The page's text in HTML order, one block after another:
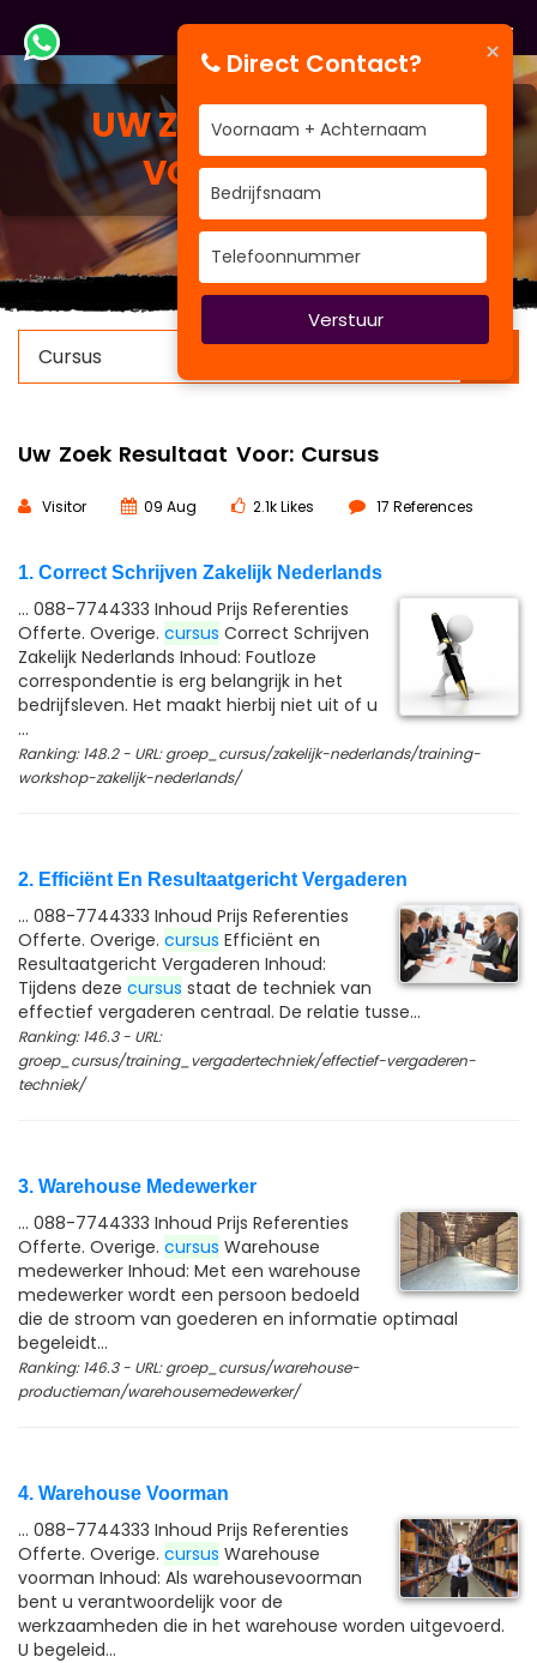
UW ZOEK RESULTAAT
VOOR:CURSUS
×
Uw Zoek Resultaat Voor: Cursus
Visitor 09 Aug 2.1k Likes 17 References
1. Correct Schrijven Zakelijk Nederlands
... 088-7744333 Inhoud Prijs Referenties
Offerte. Overige. cursus Correct Schrijven
Zakelijk Nederlands Inhoud: Foutloze
correspondentie is erg belangrijk in het
bedrijfsleven. Het maakt hierbij niet uit of u
...
Ranking: 148.2 - URL: groep_cursus/zakelijk-nederlands/training-
workshop-zakelijk-nederlands/
2. Efficiënt En Resultaatgericht Vergaderen
... 088-7744333 Inhoud Prijs Referenties
Offerte. Overige. cursus Efficiënt en
Resultaatgericht Vergaderen Inhoud:
Tijdens deze cursus staat de techniek van
effectief vergaderen centraal. De relatie tusse...
Ranking: 146.3 - URL:
groep_cursus/training_vergadertechniek/effectief-vergaderen-
techniek/
3. Warehouse Medewerker
... 088-7744333 Inhoud Prijs Referenties
Offerte. Overige. cursus Warehouse
medewerker Inhoud: Met een warehouse
medewerker wordt een persoon bedoeld
die de stroom van goederen en informatie optimaal
begeleidt...
Ranking: 146.3 - URL: groep_cursus/warehouse-
productieman/warehousemedewerker/
4. Warehouse Voorman
... 088-7744333 Inhoud Prijs Referenties
Offerte. Overige. cursus Warehouse
voorman Inhoud: Als warehousevoorman
bent u verantwoordelijk voor de
werkzaamheden die in het warehouse worden uitgevoerd.
U begeleid...
×
Direct Contact?
Verstuur